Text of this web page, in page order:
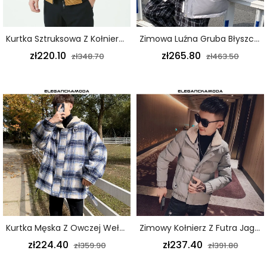
Kurtka Sztruksowa Z Kołnierzem Polarowym Moda Na Co Dzień Męska Ocieplana Kurtka Khaki
zł220.10 zł348.70
Zimowa Luźna Gruba Błyszcząca Ocieplana Męska Kurtka Z Kapturem Szara
zł265.80 zł463.50
Kurtka Męska Z Owczej Wełny Na Jesień I Zimę W Kratę W Kolorze Niebieskim
zł224.40 zł359.90
Zimowy Kołnierz Z Futra Jagnięcego Krótka Modna Wąska Kurtka Męska Ocieplana Szara
zł237.40 zł391.80